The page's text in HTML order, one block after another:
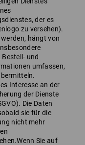
der es
zu versehen).
hängt von
und
umfassen,
Interesse an der
der Dienste
Die Daten
sie für die
nicht mehr
Sie auf